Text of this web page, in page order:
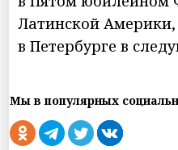
Латинской Америки,
в Петербурге в
Мы в популярных